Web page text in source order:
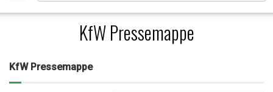
KfW Pressemappe
KfW Pressemappe